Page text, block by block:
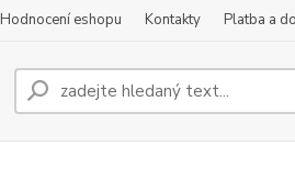
Hodnocení eshopu Kontakty Platba a